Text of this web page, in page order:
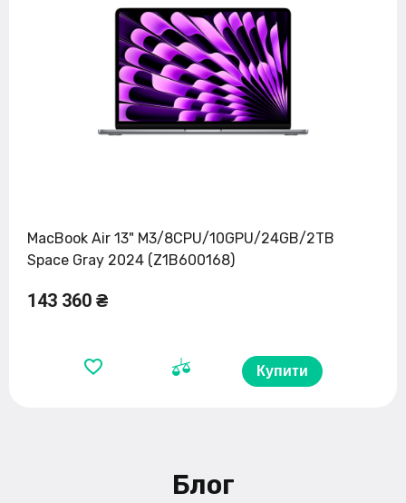
MacBook Air 13" M3/8CPU/10GPU/24GB/2TB
Space Gray 2024 (Z1B600168)
143 360 ₴
Купити
Блог